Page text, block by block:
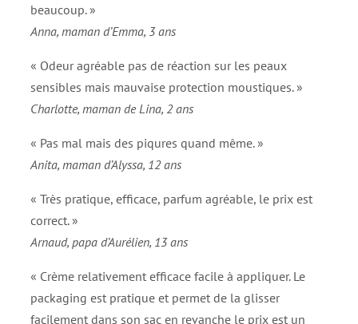
beaucoup. »
Anna, maman d’Emma, 3 ans
« Odeur agréable pas de réaction sur les peaux
sensibles mais mauvaise protection moustiques. »
Charlotte, maman de Lina, 2 ans
« Pas mal mais des piqures quand même. »
Anita, maman d’Alyssa, 12 ans
« Très pratique, efficace, parfum agréable, le prix est
correct. »
Arnaud, papa d’Aurélien, 13 ans
« Crème relativement efficace facile à appliquer. Le
packaging est pratique et permet de la glisser
facilement dans son sac en revanche le prix est un